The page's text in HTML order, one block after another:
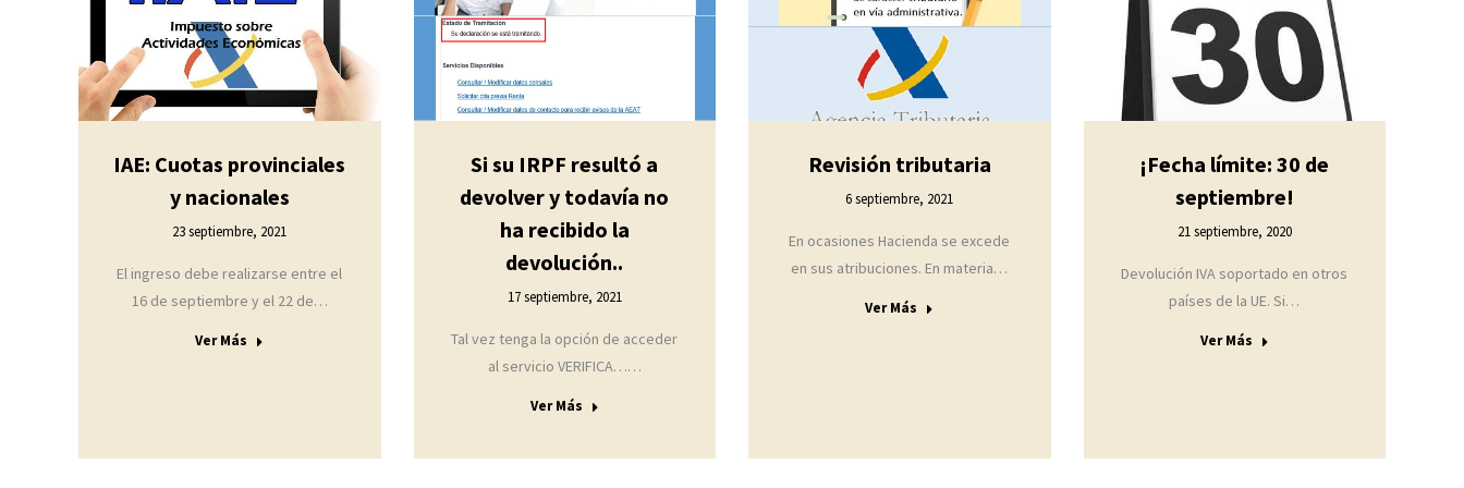
IAE: Cuotas provinciales
y nacionales
23 septiembre, 2021
El ingreso debe realizarse entre el
16 de septiembre y el 22 de…
Ver Más
Si su IRPF resultó a
devolver y todavía no
ha recibido la
devolución..
17 septiembre, 2021
Tal vez tenga la opción de acceder
al servicio VERIFICA……
Ver Más
Revisión tributaria
6 septiembre, 2021
En ocasiones Hacienda se excede
en sus atribuciones. En materia…
Ver Más
¡Fecha límite: 30 de
septiembre!
21 septiembre, 2020
Devolución IVA soportado en otros
países de la UE. Si…
Ver Más